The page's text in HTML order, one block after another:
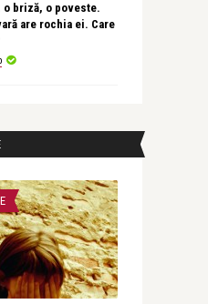
o briză, o poveste.
are rochia ei. Care